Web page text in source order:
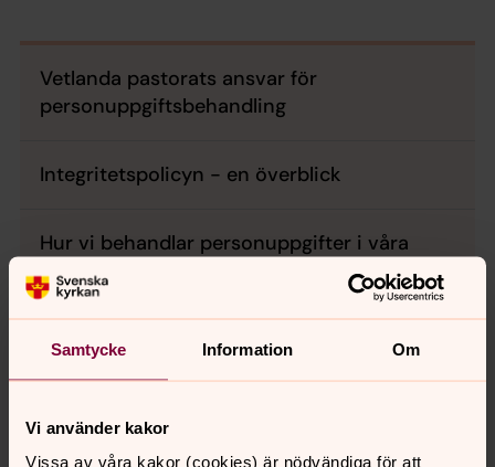
Samtycke Information Om
Vi använder kakor
Vissa av våra kakor (cookies) är nödvändiga för att
Vetlanda pastorats ansvar för
personuppgiftsbehandling
Integritetspolicyn - en överblick
Hur vi behandlar personuppgifter i våra
verksamheter
Kontakt